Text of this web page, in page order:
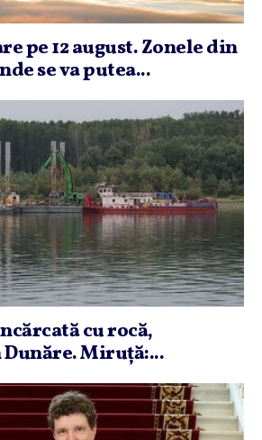
pe 12 august. Zonele din
se va putea...
cu rocă,
Miruţă:...